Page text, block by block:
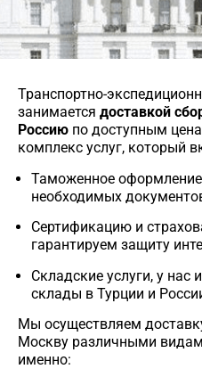
Транспортно-
занимается доставкой
Россию по доступным
комплекс услуг, который
Таможенное оформление
необходимых
Сертификацию и
гарантируем защиту
Складские услуги, у нас
склады в Турции и
Мы осуществляем
Москву различными
именно: